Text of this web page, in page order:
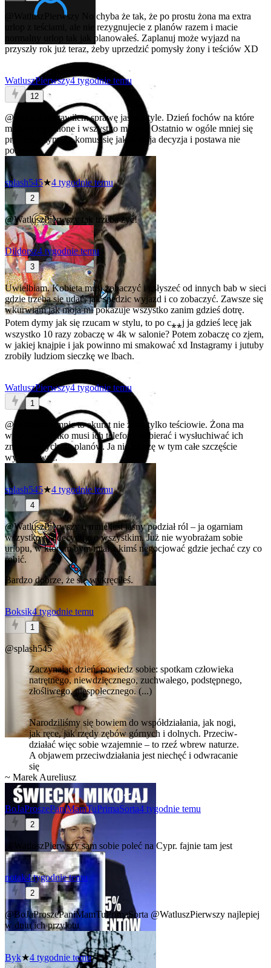
@WatluszPierwszy
No chyba że tak, że po prostu żona ma extra
urlop z teściami, ale nie rezygnujecie z planów razem i macie
normalny urlop tak jak planowałeś. Zaplanuj może wyjazd na
przyszły rok już teraz, żeby uprzedzić pomysły żony i teściów XD
WatluszPierwszy4 tygodnie temu
12
@Maciek
postawiłem sprawę jasno i tyle. Dzień fochów na które
miałem wywalone i wszystko minęło. Ostatnio w ogóle mniej się
przejmuję tym, że komuś się jakaś moja decyzja i postawa nie
podobają.
splash545★4 tygodnie temu
2
@WatluszPierwszy tak trzeba żyć!
Dildorsz4 tygodnie temu
3
Uwielbiam. Kobieta musi zobaczyć i usłyszeć od innych bab w sieci
gdzie trzeba się udać, jak spedzic wyjazd i co zobaczyć. Zawsze się
wkurwiam jak moja mi pokazuje wszystko zanim gdzieś dotrę.
Potem dymy jak się rzucam w stylu, to po c⁎⁎j ja gdzieś lecę jak
wszystko 10 razy zobaczę w 4k w salonie? Potem zobaczę co zjem,
w jakiej knajpie i jak powinno mi smakować xd Instagramy i jutuby
zrobiły ludziom sieczkę we lbach.
WatluszPierwszy4 tygodnie temu
1
@Dildorsz
u mnie to akurat nie żona tylko teściowie. Żona ma
wywalone, tylko musi ich telefony odbierać i wysłuchiwać ich
zmieniających się planów. Ja nie muszę w tym całe szczęście
wysłuchiwać.
splash545★4 tygodnie temu
4
@WatluszPierwszy u mnie jest jasny podział ról – ja ogarniam
wszystko i ja decyduje o wszystkim. Już nie wyobrażam sobie
urlopu, w którym bym miał z kimś negocjować gdzie jechać czy co
robić.
Bardzo dobrze, że się wykręciłeś.
Boksik4 tygodnie temu
1
@splash545
Zaczynając dzień, powiedz sobie: spotkam człowieka
natrętnego, niewdzięcznego, zuchwałego, podstępnego,
złośliwego, niespołecznego. (...)
Naro­dziliśmy się bowiem do współ­dzia­ła­nia, jak nogi,
jak ręce, jak rzędy zębów gór­nych i dol­nych. Prze­ciw­
dzia­łać więc sobie wza­jem­nie – to rzeź wbrew na­tu­rze.
A ob­ja­wem prze­ciw­dzia­ła­nia jest nie­chęć i od­wra­ca­nie
się
~ Marek Aureliusz
BoJaProszePaniMamTuPrimaSorta4 tygodnie temu
2
@WatluszPierwszysam sobie poleć na Cypr. fajnie tam jest
notak4 tygodnie temu
2
@BoJaProszePaniMamTuPrimaSorta @WatluszPierwszy najlepiej
w dniu ich przylotu
Byk★4 tygodnie temu